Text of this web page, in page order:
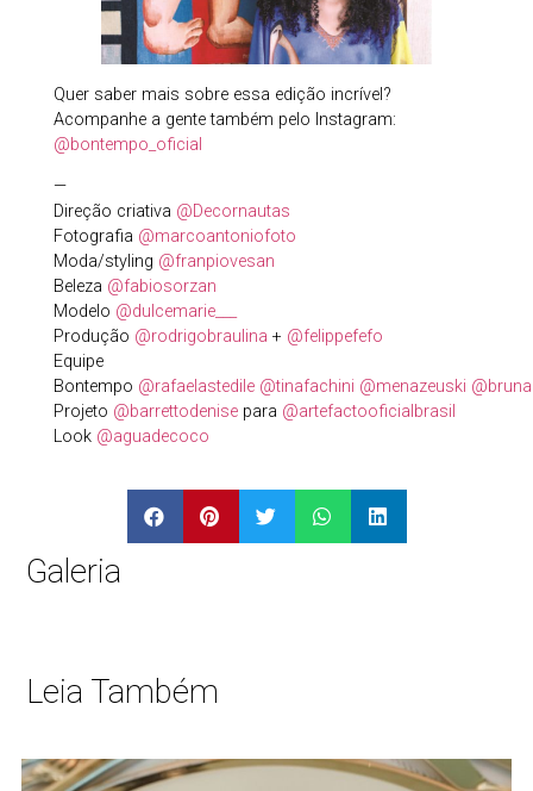
Quer saber mais sobre essa edição incrível?
Acompanhe a gente também pelo Instagram:
@bontempo_oficial
—
Direção criativa @Decornautas
Fotografia @marcoantoniofoto
Moda/styling @franpiovesan
Beleza @fabiosorzan
Modelo @dulcemarie___
Produção @rodrigobraulina + @felippefefo
Equipe
Bontempo @rafaelastedile @tinafachini @menazeuski
Projeto @barrettodenisepara @artefactooficialbrasil
Look @aguadecoco
Galeria
Leia Também